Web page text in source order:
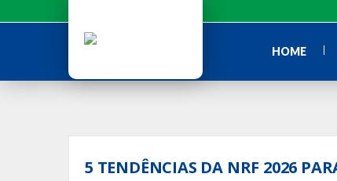
para
HOME
5 TENDÊNCIAS DA NRF 2026